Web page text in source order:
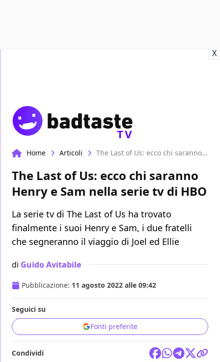
X
TV
Home Articoli The Last of Us: ecco chi saranno Henry e Sam nella serie tv di HBO
The Last of Us: ecco chi saranno
Henry e Sam nella serie tv di HBO
La serie tv di The Last of Us ha trovato
finalmente i suoi Henry e Sam, i due fratelli
che segneranno il viaggio di Joel ed Ellie
di Guido Avitabile
Pubblicazione: 11 agosto 2022 alle 09:42
Seguici su
Fonti preferite
Condividi